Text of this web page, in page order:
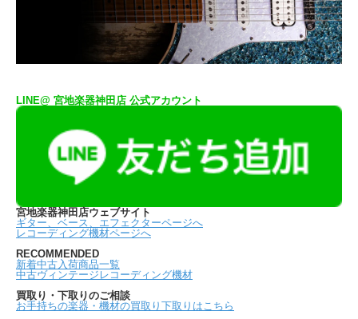
LINE@ 宮地楽器神田店 公式アカウント
宮地楽器神田店ウェブサイト
ギター、ベース、エフェクターページへ
レコーディング機材ページへ
RECOMMENDED
新着中古入荷商品一覧
中古ヴィンテージレコーディング機材
買取り・下取りのご相談
お手持ちの楽器・機材の買取り下取りはこちら